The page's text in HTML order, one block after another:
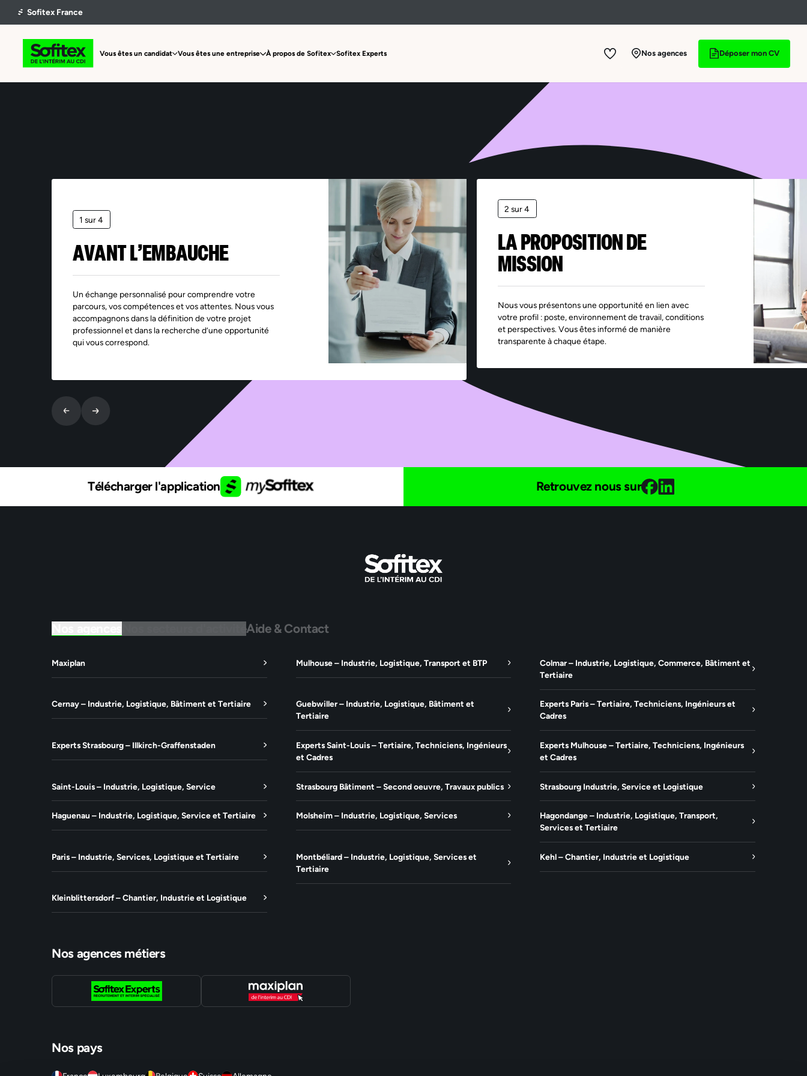
Vous êtes un candidat Vous êtes une entreprise À propos de Sofitex Sofitex Experts Nos agences Déposer mon CV
Offre non trouvée
1 sur 4
AVANT L’EMBAUCHE
Un échange personnalisé pour comprendre votre
parcours, vos compétences et vos attentes. Nous vous
accompagnons dans la définition de votre projet
professionnel et dans la recherche d’une opportunité
qui vous correspond.
2 sur 4
LA PROPOSITION DE
MISSION
Nous vous présentons une opportunité en lien avec
votre profil : poste, environnement de travail, conditions
et perspectives. Vous êtes informé de manière
transparente à chaque étape.
Télécharger l'application Retrouvez nous sur
Nos secteurs d'activitéAide & Contact
Maxiplan Mulhouse – Industrie, Logistique, Transport et BTP
Colmar – Industrie, Logistique, Commerce, Bâtiment et
Tertiaire
Cernay – Industrie, Logistique, Bâtiment et Tertiaire
Guebwiller – Industrie, Logistique, Bâtiment et
Tertiaire
Experts Paris – Tertiaire, Techniciens, Ingénieurs et
Cadres
Experts Strasbourg – Illkirch-Graffenstaden
Experts Saint-Louis – Tertiaire, Techniciens, Ingénieurs
et Cadres
Experts Mulhouse – Tertiaire, Techniciens, Ingénieurs
et Cadres
Saint-Louis – Industrie, Logistique, Service Strasbourg Bâtiment – Second oeuvre, Travaux publics Strasbourg Industrie, Service et Logistique
Haguenau – Industrie, Logistique, Service et Tertiaire Molsheim – Industrie, Logistique, Services
Hagondange – Industrie, Logistique, Transport,
Services et Tertiaire
Paris – Industrie, Services, Logistique et Tertiaire
Montbéliard – Industrie, Logistique, Services et
Tertiaire
Kehl – Chantier, Industrie et Logistique
Kleinblittersdorf – Chantier, Industrie et Logistique
Nos agences métiers
Nos pays